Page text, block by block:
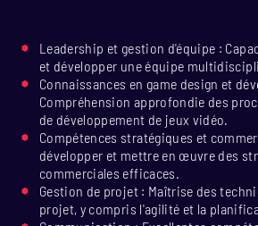
Leadership et gestion d'équipe :
et développer une équipe
Connaissances en game design et
Compréhension approfondie des
de développement de jeux vidéo.
Compétences stratégiques et
développer et mettre en œuvre des
commerciales efficaces.
Gestion de projet : Maîtrise des
projet, y compris l'agilité et la